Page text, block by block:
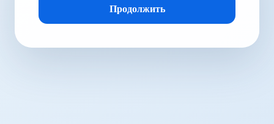
Продолжить